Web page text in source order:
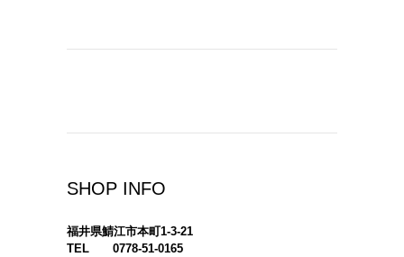
SHOP INFO
福井県鯖江市本町1-3-21
TEL 0778-51-0165